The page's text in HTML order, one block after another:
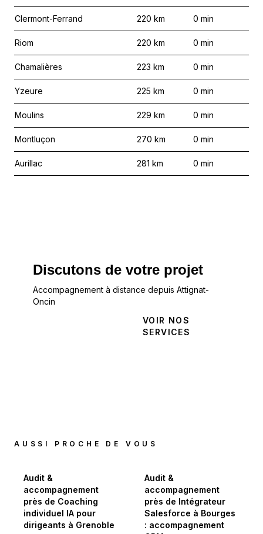
Clermont-Ferrand 220 km 0 min
Riom 220 km 0 min
Chamalières 223 km 0 min
Yzeure 225 km 0 min
Moulins 229 km 0 min
Montluçon 270 km 0 min
Aurillac 281 km 0 min
Discutons de votre projet
Accompagnement à distance depuis Attignat-
Oncin
VOIR NOS
SERVICES
AUSSI PROCHE DE VOUS
Audit &
accompagnement
près de Coaching
individuel IA pour
dirigeants à Grenoble
Audit &
accompagnement
près de Intégrateur
Salesforce à Bourges
: accompagnement